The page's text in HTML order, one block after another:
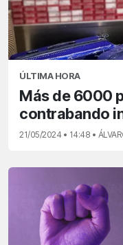
ÚLTIMA HORA
Más de 6000
contrabando
21/05/2024 • 14:48 •